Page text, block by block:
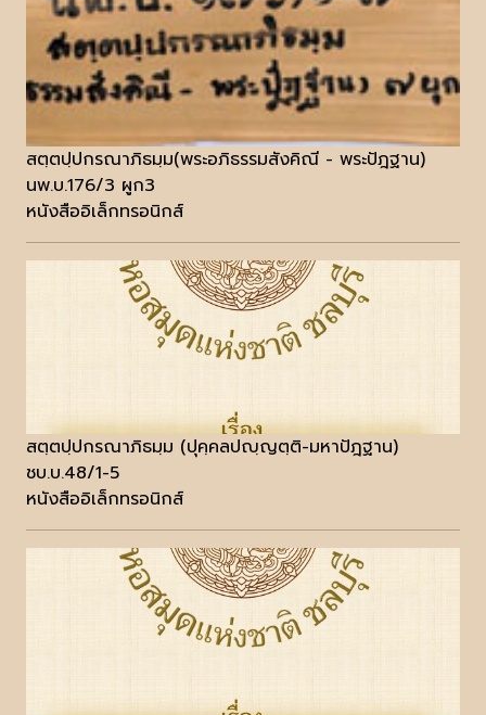
สตฺตปฺปกรณาภิธมฺม(พระอภิธรรมสังคิณี - พระปัฎฐาน)
นพ.บ.176/3 ผูก3
หนังสืออิเล็กทรอนิกส์
สตฺตปฺปกรณาภิธมฺม (ปุคฺคลปญฺญตฺติ-มหาปัฎฐาน)
ชบ.บ.48/1-5
หนังสืออิเล็กทรอนิกส์